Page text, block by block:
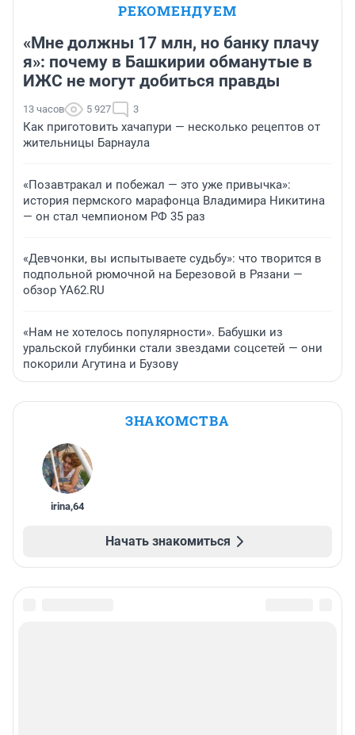
РЕКОМЕНДУЕМ
«Мне должны 17 млн, но банку плачу
я»: почему в Башкирии обманутые в
ИЖС не могут добиться правды
13 часов 5 927 3
Как приготовить хачапури — несколько рецептов от
жительницы Барнаула
«Позавтракал и побежал — это уже привычка»:
история пермского марафонца Владимира Никитина
— он стал чемпионом РФ 35 раз
«Девчонки, вы испытываете судьбу»: что творится в
подпольной рюмочной на Березовой в Рязани —
обзор YA62.RU
«Нам не хотелось популярности». Бабушки из
уральской глубинки стали звездами соцсетей — они
покорили Агутина и Бузову
ЗНАКОМСТВА
irina,64
Начать знакомиться